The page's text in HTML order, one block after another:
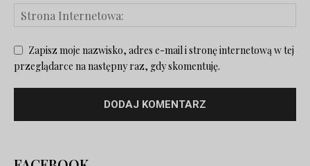
Zapisz moje nazwisko, adres e-mail i stronę internetową w tej
przeglądarce na następny raz, gdy skomentuję.